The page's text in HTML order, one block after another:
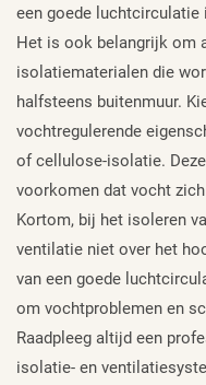
een goede luchtcirculatie
Het is ook belangrijk om
isolatiematerialen die
halfsteens buitenmuur.
vochtregulerende
of cellulose-isolatie.
voorkomen dat vocht
Kortom, bij het isoleren
ventilatie niet over het
van een goede
om vochtproblemen en
Raadpleeg altijd een
isolatie- en